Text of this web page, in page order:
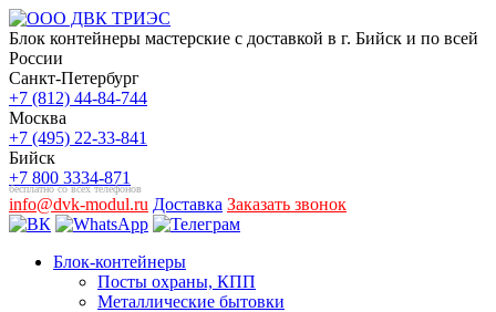
Блок контейнеры мастерские с доставкой в г. Бийск и по всей
России
Санкт-Петербург
+7 (812) 44-84-744
Москва
+7 (495) 22-33-841
Бийск
+7 800 3334-871
бесплатно со всех телефонов
info@dvk-modul.ru Доставка Заказать звонок
Блок-контейнеры
Посты охраны, КПП
Металлические бытовки